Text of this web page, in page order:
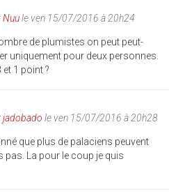
Nuule ven 15/07/2016 à 20h24
de plumistes on peut peut-
uniquement pour deux personnes.
et 1 point ?
jadobado le ven 15/07/2016 à 20h28
que plus de palaciens peuvent
pas. La pour le coup je quis